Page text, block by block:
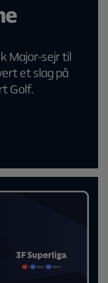
Major-sejr til
et slag på
Golf.